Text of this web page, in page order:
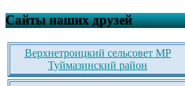
Сайты наших друзей
Верхнетроицкий сельсовет МР
Туймазинский район